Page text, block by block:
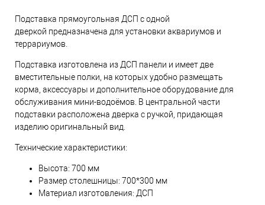
Пoдставка прямоугольная ДСП с одной
дверкой предназначена для установки аквариумов и
террариумов.
Подставка изготовлена из ДСП панели и имеет две
вместительные полки, на которых удобно размещать
корма, аксессуары и дополнительное оборудование для
обслуживания мини-водоёмов. В центральной части
подставки расположена дверка с ручкой, придающая
изделию оригинальный вид.
Технические характеристики:
Высота: 700 мм
Размер столешницы: 700*300 мм
Материал изготовления: ДСП